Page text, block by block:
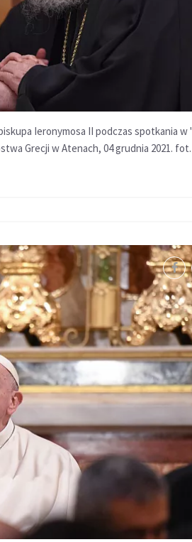
Ieronymosa II podczas spotkania w
Grecji w Atenach, 04 grudnia 2021. fot.